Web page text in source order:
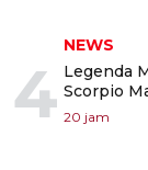
4
NEWS
Legenda
Scorpio
20 jam